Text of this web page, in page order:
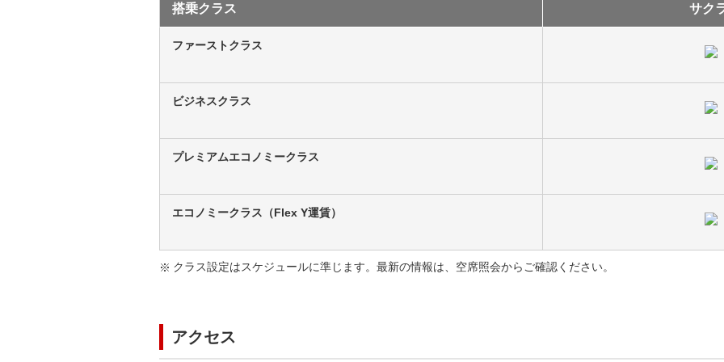
搭乗クラス サク
ファーストクラス
ビジネスクラス
プレミアムエコノミークラス
エコノミークラス（Flex Y運賃）
クラス設定はスケジュールに準じます。最新の情報は、空席照会からご確認ください。
アクセス